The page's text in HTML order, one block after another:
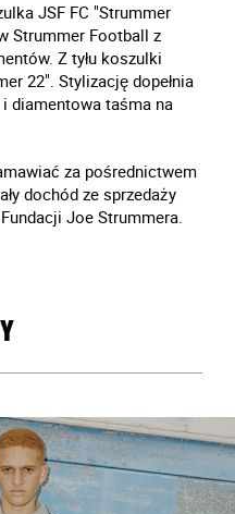
JSF FC "Strummer
Strummer Football z
Z tyłu koszulki
22". Stylizację dopełnia
diamentowa taśma na
za pośrednictwem
dochód ze sprzedaży
Joe Strummera.